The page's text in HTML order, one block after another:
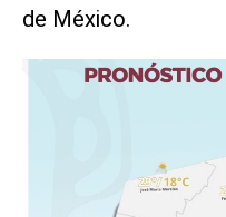
de México.